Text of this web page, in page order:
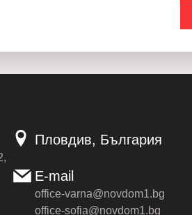
Пловдив, България
E-mail
office-varna@novdom1.bg
office-sofia@novdom1.bg